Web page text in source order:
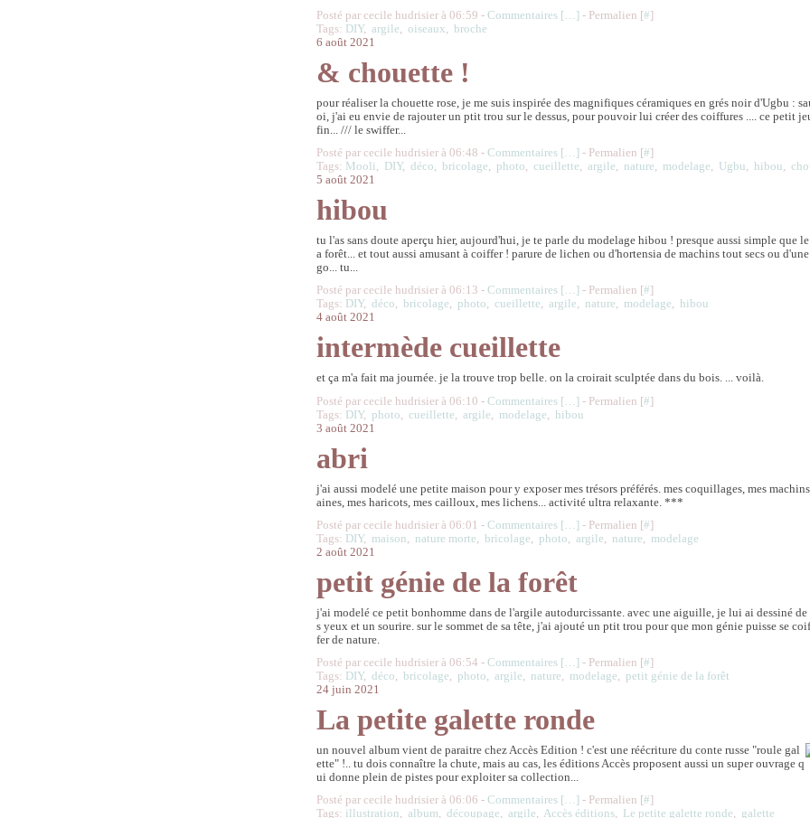
Posté par cecile hudrisier à 06:59 -Commentaires […] - Permalien [#]
Tags: DIY,argile,oiseaux,broche
6 août 2021
& chouette !
pour réaliser la chouette rose, je me suis inspirée des magnifiques céramiques en grés noir d'Ugbu :
oi, j'ai eu envie de rajouter un ptit trou sur le dessus, pour pouvoir lui créer des coiffures .... ce petit
fin... /// le swiffer...
Posté par cecile hudrisier à 06:48 -Commentaires […] - Permalien [#]
Tags: Mooli, DIY,déco,bricolage, photo,cueillette,argile, nature, modelage, Ugbu, hibou,
5 août 2021
hibou
tu l'as sans doute aperçu hier, aujourd'hui, je te parle du modelage hibou ! presque aussi simple que
a forêt... et tout aussi amusant à coiffer ! parure de lichen ou d'hortensia de machins tout secs ou
go... tu...
Posté par cecile hudrisier à 06:13 -Commentaires […] - Permalien [#]
Tags: DIY,déco,bricolage, photo,cueillette,argile, nature, modelage, hibou
4 août 2021
intermède cueillette
et ça m'a fait ma journée. je la trouve trop belle. on la croirait sculptée dans du bois. ... voilà.
Posté par cecile hudrisier à 06:10 -Commentaires […] - Permalien [#]
Tags: DIY, photo,cueillette,argile, modelage, hibou
3 août 2021
abri
j'ai aussi modelé une petite maison pour y exposer mes trésors préférés. mes coquillages, mes
aines, mes haricots, mes cailloux, mes lichens... activité ultra relaxante. ***
Posté par cecile hudrisier à 06:01 -Commentaires […] - Permalien [#]
Tags: DIY, maison, nature morte,bricolage, photo,argile, nature, modelage
2 août 2021
petit génie de la forêt
j'ai modelé ce petit bonhomme dans de l'argile autodurcissante. avec une aiguille, je lui ai dessiné de
s yeux et un sourire. sur le sommet de sa tête, j'ai ajouté un ptit trou pour que mon génie puisse se
fer de nature.
Posté par cecile hudrisier à 06:54 -Commentaires […] - Permalien [#]
Tags: DIY,déco,bricolage, photo,argile, nature, modelage, petit génie de la forêt
24 juin 2021
La petite galette ronde
un nouvel album vient de paraitre chez Accès Edition ! c'est une réécriture du conte russe "roule gal
ette" !.. tu dois connaître la chute, mais au cas, les éditions Accès proposent aussi un super ouvrage q
ui donne plein de pistes pour exploiter sa collection...
Posté par cecile hudrisier à 06:06 -Commentaires […] - Permalien [#]
Tags: illustration,album,découpage,argile, Accès éditions, Le petite galette ronde, galette